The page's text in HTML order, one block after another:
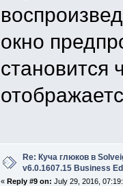
окно
становится
Re: Куча глюков в
v6.0.1607.15 Business
« Reply #9 on: July 29, 2016,